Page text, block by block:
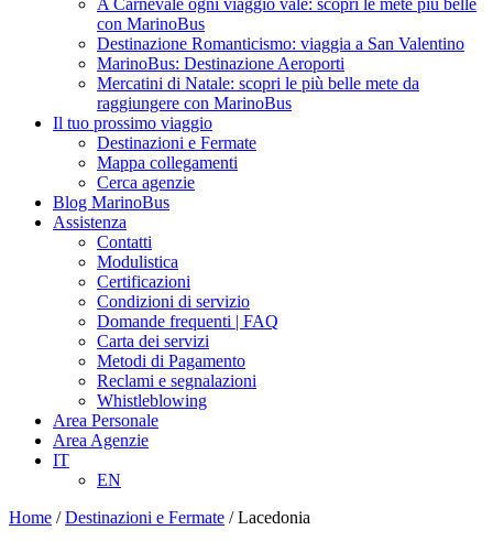
A Carnevale ogni viaggio vale: scopri le mete più belle
con MarinoBus
Destinazione Romanticismo: viaggia a San Valentino
MarinoBus: Destinazione Aeroporti
Mercatini di Natale: scopri le più belle mete da
raggiungere con MarinoBus
Il tuo prossimo viaggio
Destinazioni e Fermate
Mappa collegamenti
Cerca agenzie
Blog MarinoBus
Assistenza
Contatti
Modulistica
Certificazioni
Condizioni di servizio
Domande frequenti | FAQ
Carta dei servizi
Metodi di Pagamento
Reclami e segnalazioni
Whistleblowing
Area Personale
Area Agenzie
IT
EN
Home / Destinazioni e Fermate / Lacedonia